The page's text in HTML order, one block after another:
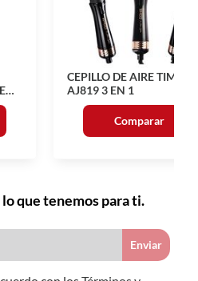
CEPILLO DE AIRE TIMCO
AJ819 3 EN 1
Comparar
que tenemos para ti.
Enviar